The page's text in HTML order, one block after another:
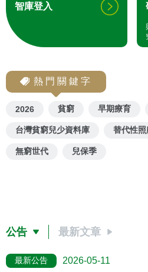
智庫登入
熱門關鍵字
2026 貧窮 早期療育
台灣貧窮兒少資料庫 替代性照
無窮世代 兒保季
公告 最新文章
最新公告
2026-05-11